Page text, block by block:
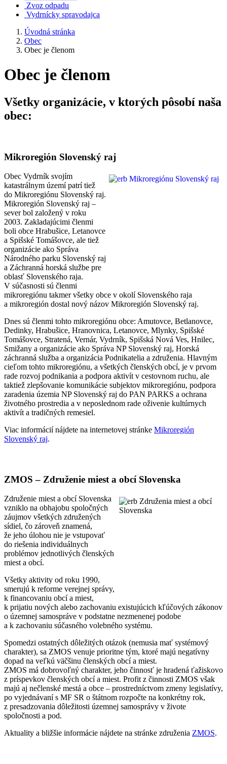
Zvoz odpadu
Vydrnícky spravodajca
Úvodná stránka
Obec
Obec je členom
Obec je členom
Všetky organizácie, v ktorých pôsobí naša
obec:
Mikroregión Slovenský raj
Obec Vydrník svojím
katastrálnym území patrí tiež
do Mikroregiónu Slovenský raj.
Mikroregión Slovenský raj –
sever bol založený v roku
2003. Zakladajúcimi členmi
boli obce Hrabušice, Letanovce
a Spišské Tomášovce, ale tiež
organizácie ako Správa
Národného parku Slovenský raj
a Záchranná horská službe pre
oblasť Slovenského raja.
V súčasnosti sú členmi
mikroregiónu takmer všetky obce v okolí Slovenského raja
a mikroregión dostal nový názov Mikroregión Slovenský raj.
Dnes sú členmi tohto mikroregiónu obce: Amutovce, Betlanovce,
Dedinky, Hrabušice, Hranovnica, Letanovce, Mlynky, Spišské
Tomášovce, Stratená, Vernár, Vydrník, Spišská Nová Ves, Hnilec,
Smižany a organizácie ako Správa NP Slovenský raj, Horská
záchranná služba a organizácia Podnikatelia a združenia. Hlavným
cieľom tohto mikroregiónu, a všetkých členských obcí, je v prvom
rade rozvoj podnikania a podpora aktivít v cestovnom ruchu, ale
taktiež zlepšovanie komunikácie subjektov mikroregiónu, podpora
zaradenia územia NP Slovenský raj do PAN PARKS a ochrana
životného prostredia a v neposlednom rade oživenie kultúrnych
aktivít a tradičných remesiel.
Viac informácií nájdete na internetovej stránke Mikroregión
Slovenský raj.
ZMOS – Združenie miest a obcí Slovenska
Združenie miest a obcí Slovenska
vzniklo na obhajobu spoločných
záujmov všetkých združených
sídiel, čo zároveň znamená,
že jeho úlohou nie je vstupovať
do riešenia individuálnych
problémov jednotlivých členských
miest a obcí.
Všetky aktivity od roku 1990,
smerujú k reforme verejnej správy,
k financovaniu obcí a miest,
k prijatiu nových alebo zachovaniu existujúcich kľúčových zákonov
o územnej samospráve v podstatne nezmenenej podobe
a k zachovaniu súčasného volebného systému.
Spomedzi ostatných dôležitých otázok (nemusia mať systémový
charakter), sa ZMOS venuje prioritne tým, ktoré majú negatívny
dopad na veľkú väčšinu členských obcí a miest.
ZMOS má dobrovoľný charakter, jeho činnosť je hradená ťažiskovo
z príspevkov členských obcí a miest. Profit z činnosti ZMOS však
majú aj nečlenské mestá a obce – prostredníctvom zmeny legislatívy,
po vyjednávaní s MF SR o štátnom rozpočte na konkrétny rok,
z presadzovania dôležitosti územnej samosprávy v živote
spoločnosti a pod.
Aktuality a bližšie informácie nájdete na stránke združenia ZMOS.